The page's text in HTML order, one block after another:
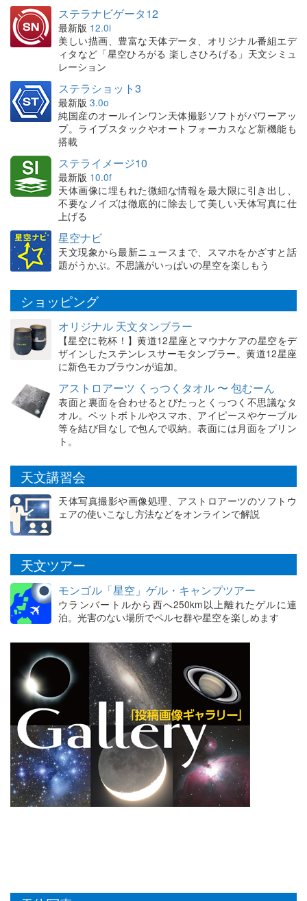
ステラナビゲータ12
最新版 12.0i
美しい描画、豊富な天体データ、オリジナル番組エデ
ィタなど「星空ひろがる 楽しさひろげる」天文シミュ
レーション
ステラショット3
最新版 3.0o
純国産のオールインワン天体撮影ソフトがパワーアッ
プ。ライブスタックやオートフォーカスなど新機能も
搭載
ステライメージ10
最新版 10.0f
天体画像に埋もれた微細な情報を最大限に引き出し、
不要なノイズは徹底的に除去して美しい天体写真に仕
上げる
星空ナビ
天文現象から最新ニュースまで、スマホをかざすと話
題がうかぶ。不思議がいっぱいの星空を楽しもう
ショッピング
オリジナル 天文タンブラー
【星空に乾杯！】黄道12星座とマウナケアの星空をデ
ザインしたステンレスサーモタンブラー。黄道12星座
に新色モカブラウンが追加。
アストロアーツ くっつくタオル 〜 包むーん
表面と裏面を合わせるとぴたっとくっつく不思議なタ
オル。ペットボトルやスマホ、アイピースやケーブル
等を結び目なしで包んで収納。表面には月面をプリン
ト。
天文講習会
天体写真撮影や画像処理、アストロアーツのソフトウ
ェアの使いこなし方法などをオンラインで解説
天文ツアー
モンゴル「星空」ゲル・キャンプツアー
ウランバートルから西へ250km以上離れたゲルに連
泊。光害のない場所でペルセ群や星空を楽しめます